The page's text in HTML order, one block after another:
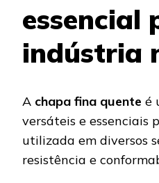
essencial
indústria
A chapa fina quente é
versáteis e essenciais
utilizada em diversos
resistência e